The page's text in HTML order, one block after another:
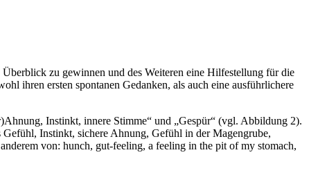
zu gewinnen und des Weiteren eine Hilfestellung für die
ihren ersten spontanen Gedanken, als auch eine ausführlichere
Instinkt, innere Stimme“ und „Gespür“ (vgl. Abbildung 2).
Instinkt, sichere Ahnung, Gefühl in der Magengrube,
von: hunch, gut-feeling, a feeling in the pit of my stomach,